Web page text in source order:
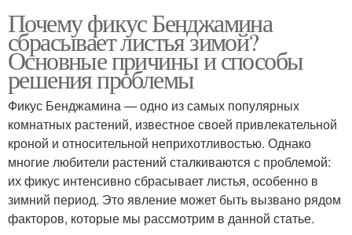
Почему фикус Бенджамина
сбрасывает листья зимой?
Основные причины и способы
решения проблемы
Фикус Бенджамина — одно из самых популярных
комнатных растений, известное своей привлекательной
кроной и относительной неприхотливостью. Однако
многие любители растений сталкиваются с проблемой:
их фикус интенсивно сбрасывает листья, особенно в
зимний период. Это явление может быть вызвано рядом
факторов, которые мы рассмотрим в данной статье.